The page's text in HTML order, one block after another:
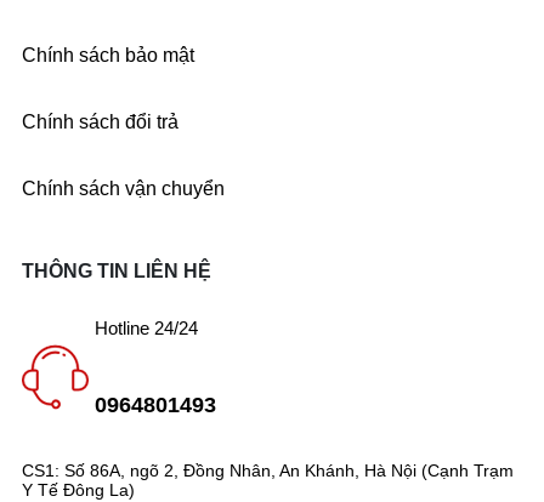
Chính sách bảo mật
Chính sách đổi trả
Chính sách vận chuyển
CS1: Số 86A, ngõ 2, Đồng Nhân, An Khánh, Hà Nội (Cạnh Trạm
Y Tế Đông La)
THÔNG TIN LIÊN HỆ
Hotline 24/24
0964801493